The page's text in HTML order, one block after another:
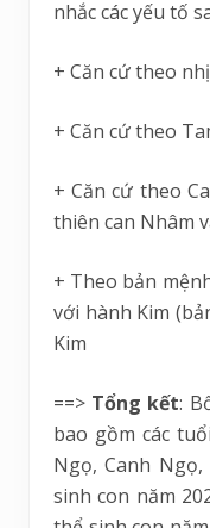
nhắc các yếu tố
+ Căn cứ theo
+ Căn cứ theo
+ Căn cứ theo
thiên can Nhâm
+ Theo bản
với hành Kim
Kim
==> Tổng kết:
bao gồm các
Ngọ, Canh
sinh con năm